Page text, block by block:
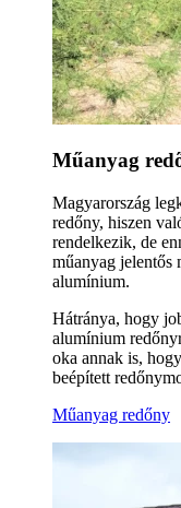
Műanyag
Magyarország
redőny, hiszen
rendelkezik, de
műanyag jelentős
alumínium.
Hátránya, hogy
alumínium
oka annak is,
beépített
Műanyag redőny